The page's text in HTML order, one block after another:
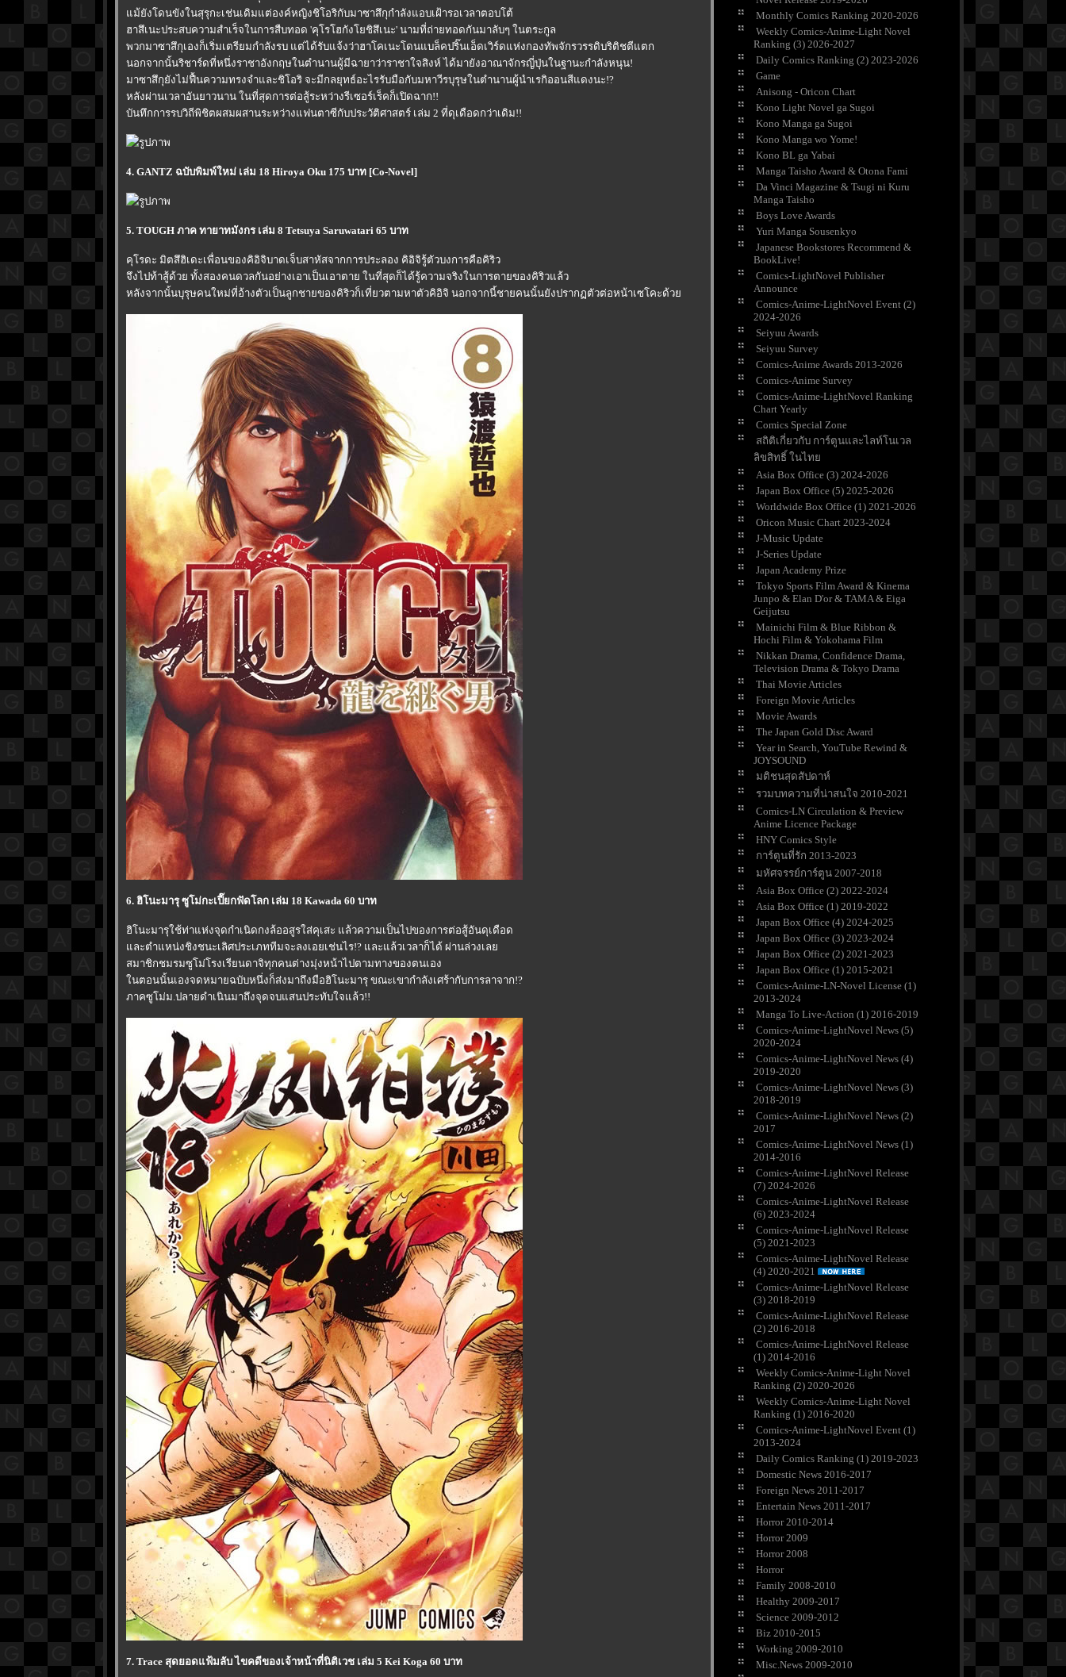
ม้ยังโดนขังในสุรุกะเช่นเดิมแต่องค์หญิงชิโอริกับมาซาสึกุกำลังแอบเฝ้ารอเวลาตอบโต้
ฮาสึเนะประสบความสำเร็จในการสืบทอด 'คุโรโฮกังโยชิสึเนะ' นามที่ถ่ายทอดกันมาลับๆ ในตระกูล
พวกมาซาสึกุเองก็เริ่มเตรียมกำลังรบ แต่ได้รับแจ้งว่าฮาโคเนะโดนแบล็คปริ๊นเอ็ดเวิร์ดแห่งกองทัพจักรวรรดิบริติชตีแตก
นอกจากนั้นริชาร์ดที่หนึ่งราชาอังกฤษในตำนานผู้มีฉายาว่าราชาใจสิงห์ ได้มายังอาณาจักรญี่ปุ่นในฐานะกำลังหนุน!
มาซาสึกุยังไม่ฟื้นความทรงจำและชิโอริ จะมีกลยุทธ์อะไรรับมือกับมหาวีรบุรุษในตำนานผู้นำเรกิออนสีแดงนะ!?
หลังผ่านเวลาอันยาวนาน ในที่สุดการต่อสู้ระหว่างรีเซอร์เร็คก็เปิดฉาก!!
บันทึกการรบวิถีพิชิตผสมผสานระหว่างแฟนตาซีกับประวัติศาสตร์ เล่ม 2 ที่ดุเดือดกว่าเดิม!!
4. GANTZ ฉบับพิมพ์ใหม่ เล่ม 18 Hiroya Oku 175 บาท [Co-Novel]
5. TOUGH ภาค ทายาทมังกร เล่ม 8 Tetsuya Saruwatari 65 บาท
คุโรดะ มิตสึฮิเดะเพื่อนของคิอิจิบาดเจ็บสาหัสจากการประลอง คิอิจิรู้ตัวบงการคือคิริว
จึงไปท้าสู้ด้วย ทั้งสองคนดวลกันอย่างเอาเป็นเอาตาย ในที่สุดก็ได้รู้ความจริงในการตายของคิริวแล้ว
หลังจากนั้นบุรุษคนใหม่ที่อ้างตัวเป็นลูกชายของคิริวก็เที่ยวตามหาตัวคิอิจิ นอกจากนี้ชายคนนั้นยังปรากฏตัวต่อหน้าเซโคะด้ว
6. ฮิโนะมารุ ซูโม่กะเปี๊ยกฟัดโลก เล่ม 18 Kawada 60 บาท
ฮิโนะมารุใช้ท่าแห่งจุดกำเนิดกงล้ออสูรใส่คุเสะ แล้วความเป็นไปของการต่อสู้อันดุเดือด
ละตำแหน่งชิงชนะเลิศประเภททีมจะลงเอยเช่นไร!? และแล้วเวลาก็ได้ ผ่านล่วงเล
สมาชิกชมรมซูโม่โรงเรียนดาจิทุกคนต่างมุ่งหน้าไปตามทางของตนเอง
นตอนนั้นเองจดหมายฉบับหนึ่งก็ส่งมาถึงมือฮิโนะมารุ ขณะเขากำลังเศร้ากับการลาจาก!?
ภาคซูโม่ม.ปลายดำเนินมาถึงจุดจบแสนประทับใจแล้ว!!
7. Trace สุดยอดแฟ้มลับ ไขคดีของเจ้าหน้าที่นิติเวช เล่ม 5 Kei Koga 60 บาท
Monthly Comics Ranking 2020-2026
Weekly Comics-Anime-Light Novel
Ranking (3) 2026-2027
Daily Comics Ranking (2) 2023-2026
Game
Anisong - Oricon Chart
Kono Light Novel ga Sugoi
Kono Manga ga Sugoi
Kono Manga wo Yome!
Kono BL ga Yabai
Manga Taisho Award & Otona Fami
Da Vinci Magazine & Tsugi ni Kuru
Manga Taisho
Boys Love Awards
Yuri Manga Sousenkyo
Japanese Bookstores Recommend &
BookLive!
Comics-LightNovel Publisher
Announce
Comics-Anime-LightNovel Event (2)
2024-2026
Seiyuu Awards
Seiyuu Survey
Comics-Anime Awards 2013-2026
Comics-Anime Survey
Comics-Anime-LightNovel Ranking
Chart Yearly
Comics Special Zone
สถิติเกี่ยวกับ การ์ตูนและไลท์โนเวล
ลิขสิทธิ์ ในไท
Asia Box Office (3) 2024-2026
Japan Box Office (5) 2025-2026
Worldwide Box Office (1) 2021-2026
Oricon Music Chart 2023-2024
J-Music Update
J-Series Update
Japan Academy Prize
Tokyo Sports Film Award & Kinema
Junpo & Elan D'or & TAMA & Eiga
Geijutsu
Mainichi Film & Blue Ribbon &
Hochi Film & Yokohama Film
Nikkan Drama, Confidence Drama,
Television Drama & Tokyo Drama
Thai Movie Articles
Foreign Movie Articles
Movie Awards
The Japan Gold Disc Award
Year in Search, YouTube Rewind &
JOYSOUND
มติชนสุดสัปดาห์
รวมบทความที่น่าสนใจ 2010-2021
Comics-LN Circulation & Preview
Anime Licence Package
HNY Comics Style
การ์ตูนที่รัก 2013-2023
มหัศจรรย์การ์ตูน 2007-2018
Asia Box Office (2) 2022-2024
Asia Box Office (1) 2019-2022
Japan Box Office (4) 2024-2025
Japan Box Office (3) 2023-2024
Japan Box Office (2) 2021-2023
Japan Box Office (1) 2015-2021
Comics-Anime-LN-Novel License (1)
2013-2024
Manga To Live-Action (1) 2016-2019
Comics-Anime-LightNovel News (5)
2020-2024
Comics-Anime-LightNovel News (4)
2019-2020
Comics-Anime-LightNovel News (3)
2018-2019
Comics-Anime-LightNovel News (2)
2017
Comics-Anime-LightNovel News (1)
2014-2016
Comics-Anime-LightNovel Release
(7) 2024-2026
Comics-Anime-LightNovel Release
(6) 2023-2024
Comics-Anime-LightNovel Release
(5) 2021-2023
Comics-Anime-LightNovel Release
(4) 2020-2021
Comics-Anime-LightNovel Release
(3) 2018-2019
Comics-Anime-LightNovel Release
(2) 2016-2018
Comics-Anime-LightNovel Release
(1) 2014-2016
Weekly Comics-Anime-Light Novel
Ranking (2) 2020-2026
Weekly Comics-Anime-Light Novel
Ranking (1) 2016-2020
Comics-Anime-LightNovel Event (1)
2013-2024
Daily Comics Ranking (1) 2019-2023
Domestic News 2016-2017
Foreign News 2011-2017
Entertain News 2011-2017
Horror 2010-2014
Horror 2009
Horror 2008
Horror
Family 2008-2010
Healthy 2009-2017
Science 2009-2012
Biz 2010-2015
Working 2009-2010
Misc.News 2009-2010